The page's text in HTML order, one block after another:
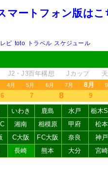
マートフォン版はこ
ビ toto トラベル スケジュール
J2・J3百年構想 Jカップ
4月 5月 6月 7月 8月
6 7 8 9
いわき 鹿島 水戸 栃木
湘南 相模原 甲府 松本
C大阪 FC大阪 奈良 神戸
長崎 熊本 大分 宮崎